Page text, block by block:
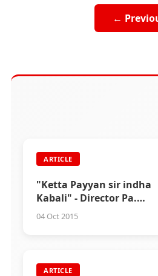
←
ARTICLE
"Ketta Payyan sir indha
Kabali" - Director Pa.
Ranjith
04 Oct 2015
ARTICLE